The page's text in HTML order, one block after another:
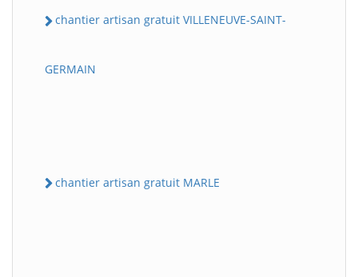
chantier artisan gratuit VILLENEUVE-SAINT-
GERMAIN
chantier artisan gratuit MARLE